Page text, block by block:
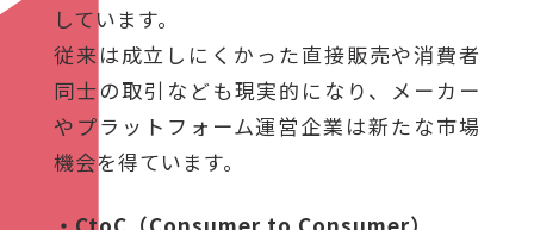
しています。
従来は成立しにくかった直接販売や消費者
同士の取引なども現実的になり、メーカー
やプラットフォーム運営企業は新たな市場
機会を得ています。
・CtoC（Consumer to Consumer）